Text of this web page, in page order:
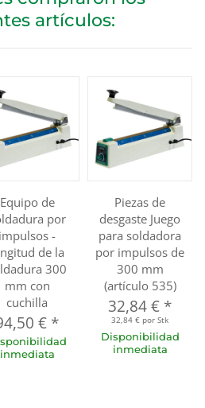
artículos:
Equipo de
por
impulsos -
de la
300
mm con
cuchilla
€ *
inmediata
Piezas de
desgaste Juego
para soldadora
por impulsos de
300 mm
(artículo 535)
32,84 € *
32,84 € por Stk
Disponibilidad
inmediata